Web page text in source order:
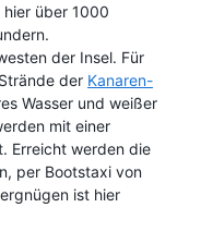
über 1000
der Insel. Für
der Kanaren-
Wasser und weißer
mit einer
Erreicht werden die
per Bootstaxi von
ist hier